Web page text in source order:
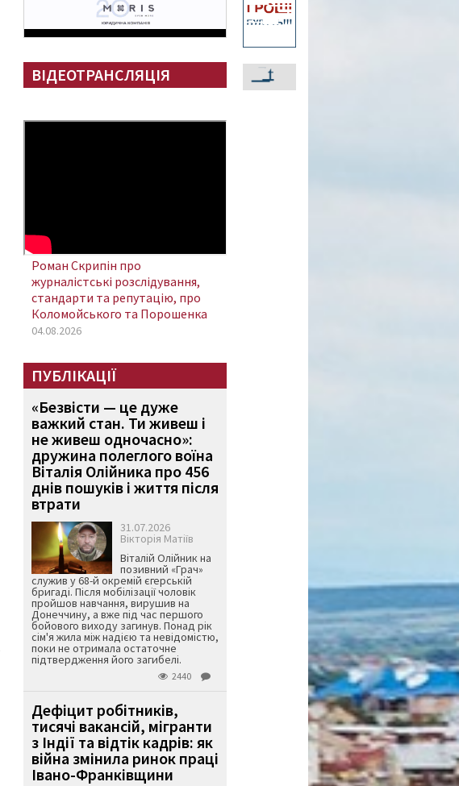
ВІДЕОТРАНСЛЯЦІЯ
Роман Скрипін про
журналістські розслідування,
стандарти та репутацію, про
Коломойського та Порошенка
04.08.2026
ПУБЛІКАЦІЇ
«Безвісти — це дуже
важкий стан. Ти живеш і
не живеш одночасно»:
дружина полеглого воїна
Віталія Олійника про 456
днів пошуків і життя після
втрати
31.07.2026
Вікторія Матіїв
Віталій Олійник на
позивний «Грач»
служив у 68-й окремій єгерській
бригаді. Після мобілізації чоловік
пройшов навчання, вирушив на
Донеччину, а вже під час першого
бойового виходу загинув. Понад рік
сім'я жила між надією та невідомістю,
поки не отримала остаточне
підтвердження його загибелі.
2440
Дефіцит робітників,
тисячі вакансій, мігранти
з Індії та відтік кадрів: як
війна змінила ринок праці
Івано-Франківщини